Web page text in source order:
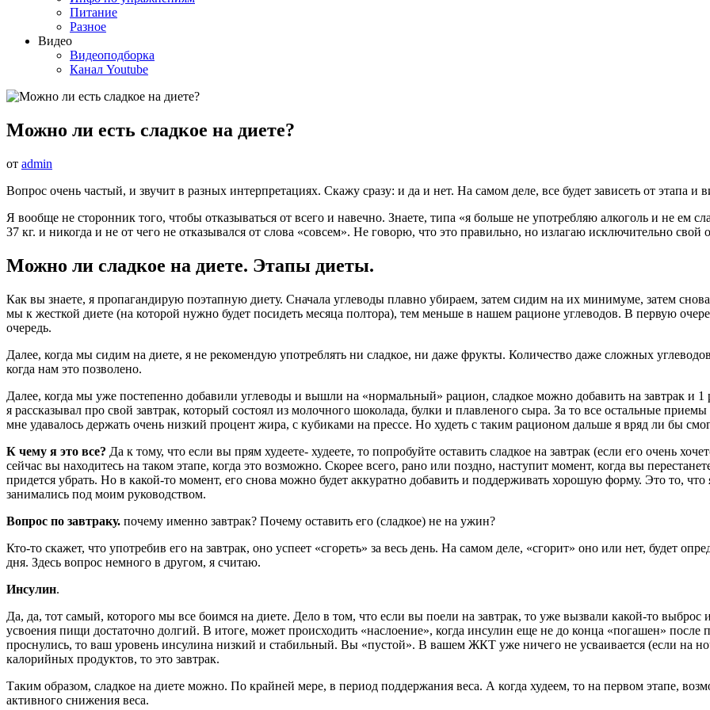
Питание
Разное
Видео
Видеоподборка
Канал Youtube
Можно ли есть сладкое на диете?
от admin
Вопрос очень частый, и звучит в разных интерпретациях. Скажу сразу: и да и нет. На самом деле, все будет зависеть от этапа и
Я вообще не сторонник того, чтобы отказываться от всего и навечно. Знаете, типа «я больше не употребляю алкоголь и не ем
37 кг. и никогда и не от чего не отказывался от слова «совсем». Не говорю, что это правильно, но излагаю исключительно свой
Можно ли сладкое на диете. Этапы диеты.
Как вы знаете, я пропагандирую поэтапную диету. Сначала углеводы плавно убираем, затем сидим на их минимуме, затем
мы к жесткой диете (на которой нужно будет посидеть месяца полтора), тем меньше в нашем рационе углеводов. В первую
очередь.
Далее, когда мы сидим на диете, я не рекомендую употреблять ни сладкое, ни даже фрукты. Количество даже сложных
когда нам это позволено.
Далее, когда мы уже постепенно добавили углеводы и вышли на «нормальный» рацион, сладкое можно добавить на завтрак и
я рассказывал про свой завтрак, который состоял из молочного шоколада, булки и плавленого сыра. За то все остальные
мне удавалось держать очень низкий процент жира, с кубиками на прессе. Но худеть с таким рационом дальше я вряд ли бы
К чему я это все? Да к тому, что если вы прям худеете- худеете, то попробуйте оставить сладкое на завтрак (если его очень
сейчас вы находитесь на таком этапе, когда это возможно. Скорее всего, рано или поздно, наступит момент, когда вы
придется убрать. Но в какой-то момент, его снова можно будет аккуратно добавить и поддерживать хорошую форму. Это то,
занимались под моим руководством.
Вопрос по завтраку. почему именно завтрак? Почему оставить его (сладкое) не на ужин?
Кто-то скажет, что употребив его на завтрак, оно успеет «сгореть» за весь день. На самом деле, «сгорит» оно или нет, будет
дня. Здесь вопрос немного в другом, я считаю.
Инсулин.
Да, да, тот самый, которого мы все боимся на диете. Дело в том, что если вы поели на завтрак, то уже вызвали какой-то выброс
усвоения пищи достаточно долгий. В итоге, может происходить «наслоение», когда инсулин еще не до конца «погашен»
проснулись, то ваш уровень инсулина низкий и стабильный. Вы «пустой». В вашем ЖКТ уже ничего не усваивается (если на
калорийных продуктов, то это завтрак.
Таким образом, сладкое на диете можно. По крайней мере, в период поддержания веса. А когда худеем, то на первом этапе,
активного снижения веса.